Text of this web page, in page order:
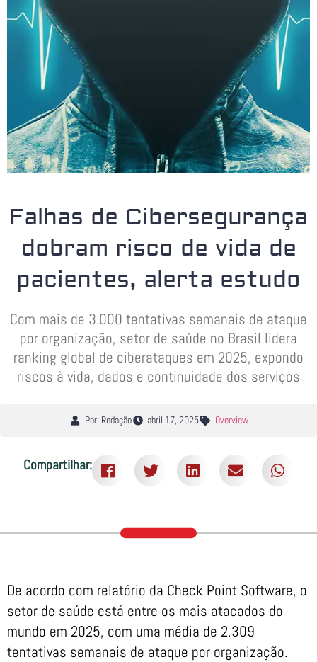
Falhas de Cibersegurança
dobram risco de vida de
pacientes, alerta estudo
Com mais de 3.000 tentativas semanais de ataque
por organização, setor de saúde no Brasil lidera
ranking global de ciberataques em 2025, expondo
riscos à vida, dados e continuidade dos serviços
Por: Redação abril 17, 2025 Overview
Compartilhar:
De acordo com relatório da Check Point Software, o
setor de saúde está entre os mais atacados do
mundo em 2025, com uma média de 2.309
tentativas semanais de ataque por organização.